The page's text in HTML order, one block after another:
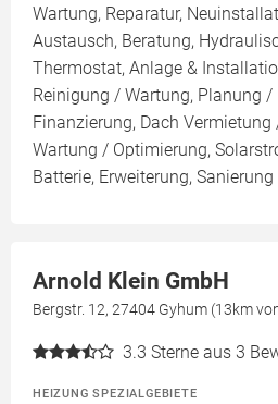
Wartung, Reparatur,
Austausch, Beratung,
Thermostat, Anlage &
Reinigung / Wartung, Planung /
Finanzierung, Dach
Wartung / Optimierung,
Batterie, Erweiterung,
Arnold Klein GmbH
Bergstr. 12, 27404 Gyhum (13km
3.3 Sterne aus 3
HEIZUNG SPEZIALGEBIETE